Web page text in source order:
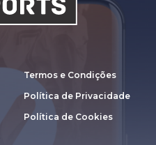
Termos e Condições
Política de Privacidade
Política de Cookies